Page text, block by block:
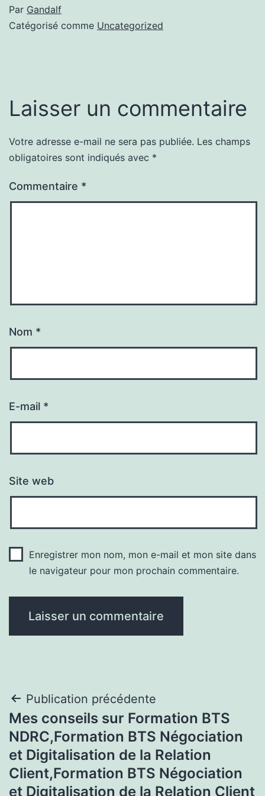
Par Gandalf
Catégorisé comme Uncategorized
Laisser un commentaire
Votre adresse e-mail ne sera pas publiée. Les champs
obligatoires sont indiqués avec *
Commentaire *
Nom *
E-mail *
Site web
Enregistrer mon nom, mon e-mail et mon site dans
le navigateur pour mon prochain commentaire.
Navigation
de
l’article
Publication précédente
Mes conseils sur Formation BTS
NDRC,Formation BTS Négociation
et Digitalisation de la Relation
Client,Formation BTS Négociation
et Digitalisation de la Relation Client